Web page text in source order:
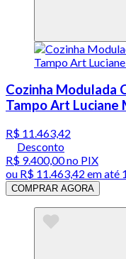
Cozinha Modulada
Tampo Art Luciane
R$ 11.463,42
Desconto
R$ 9.400,00no PIX
ou R$ 11.463,42 em até
COMPRAR AGORA